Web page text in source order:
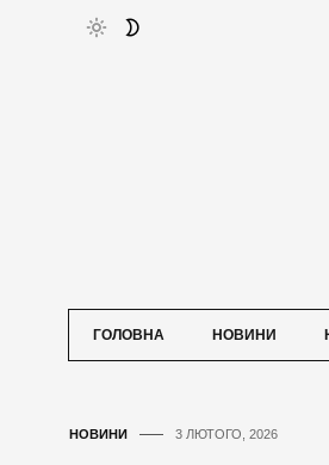
ГОЛОВНА НОВИНИ
НОВИНИ 3 ЛЮТОГО, 2026